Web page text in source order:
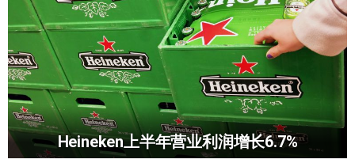
Heineken上半年营业利润增长6.7%